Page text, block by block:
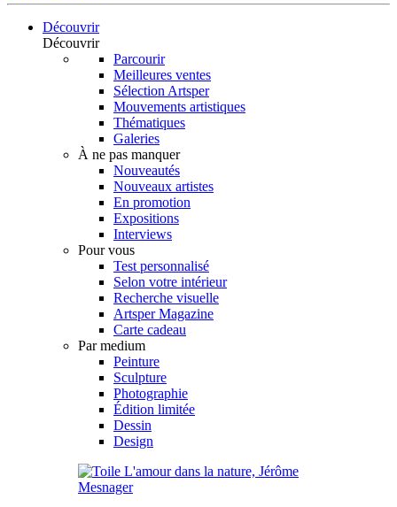
Découvrir
Découvrir
Parcourir
Meilleures ventes
Sélection Artsper
Mouvements artistiques
Thématiques
Galeries
À ne pas manquer
Nouveautés
Nouveaux artistes
En promotion
Expositions
Interviews
Pour vous
Test personnalisé
Selon votre intérieur
Recherche visuelle
Artsper Magazine
Carte cadeau
Par medium
Peinture
Sculpture
Photographie
Édition limitée
Dessin
Design